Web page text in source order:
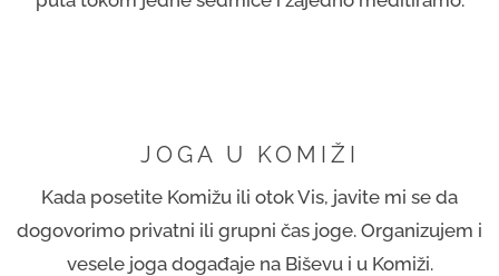
JOGA U KOMIŽI
Kada posetite Komižu ili otok Vis, javite mi se da
dogovorimo privatni ili grupni čas joge. Organizujem i
vesele joga događaje na Biševu i u Komiži.